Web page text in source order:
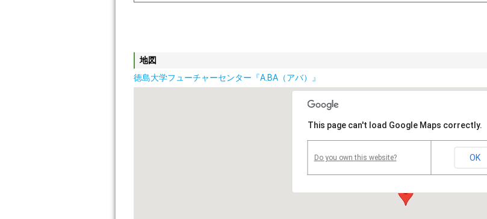
地図
徳島大学フューチャーセンター『A.BA（アバ）』
This page can't load Google Maps correctly.
Do you own this website? OK